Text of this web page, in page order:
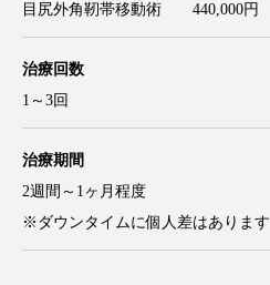
目尻外角靭帯移動術 440,000円
治療回数
1～3回
治療期間
2週間～1ヶ月程度
※ダウンタイムに個人差はあります